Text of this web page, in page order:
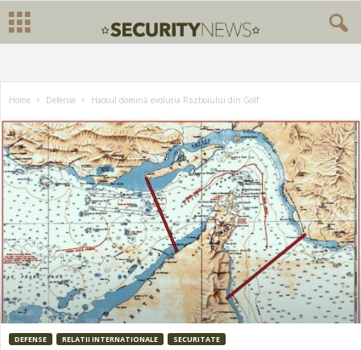
Home Defense Haosul domină evoluția Războiului din Golf
DEFENSE RELATII INTERNATIONALE SECURITATE